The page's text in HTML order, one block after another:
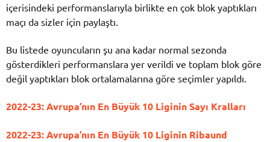
içerisindeki performanslarıyla birlikte en çok blok yaptıkları
maçı da sizler için paylaştı.
Bu listede oyuncuların şu ana kadar normal sezonda
gösterdikleri performanslara yer verildi ve toplam blok göre
değil yaptıkları blok ortalamalarına göre seçimler yapıldı.
2022-23: Avrupa’nın En Büyük 10 Liginin Sayı Kralları
2022-23: Avrupa’nın En Büyük 10 Liginin Ribaund